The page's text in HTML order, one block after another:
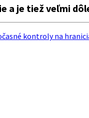
a je tiež veľmi
kontroly na